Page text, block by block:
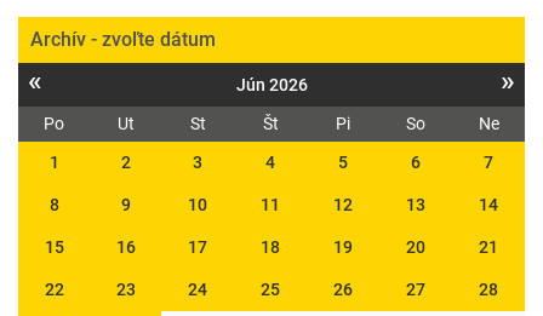
Archív - zvoľte dátum
« Jún 2026 »
Po Ut St Št Pi So
Ne
1
2 3 4 5 6 7
8 9 10 11 12 13 14
15 16 17 18 19 20 21
22 23 24 25 26 27 28